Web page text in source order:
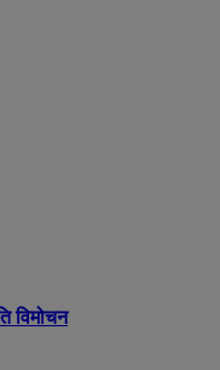
विमोचन